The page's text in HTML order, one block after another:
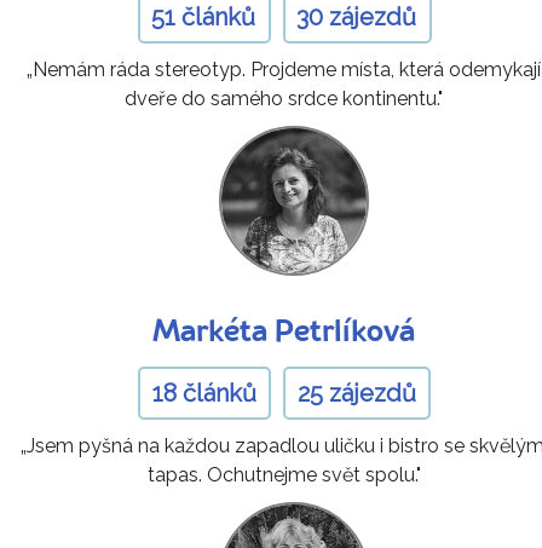
51 článků 30 zájezdů
„Nemám ráda stereotyp. Projdeme místa, která odemykají
dveře do samého srdce kontinentu."
Markéta Petrlíková
18 článků 25 zájezdů
„Jsem pyšná na každou zapadlou uličku i bistro se
tapas. Ochutnejme svět spolu."